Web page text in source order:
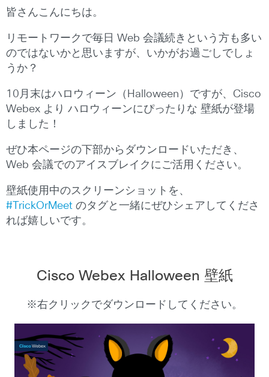
皆さんこんにちは。
リモートワークで毎日 Web 会議続きという方も多い
のではないかと思いますが、いかがお過ごしでしょ
うか？
10月末はハロウィーン（Halloween）ですが、Cisco
Webex より ハロウィーンにぴったりな 壁紙が登場
しました！
ぜひ本ページの下部からダウンロードいただき、
Web 会議でのアイスブレイクにご活用ください。
壁紙使用中のスクリーンショットを、
#TrickOrMeet のタグと一緒にぜひシェアしてくださ
れば嬉しいです。
Cisco Webex Halloween 壁紙
※右クリックでダウンロードしてください。